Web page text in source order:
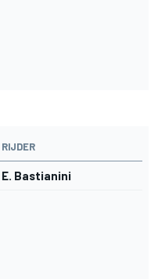
RIJDER
E. Bastianini